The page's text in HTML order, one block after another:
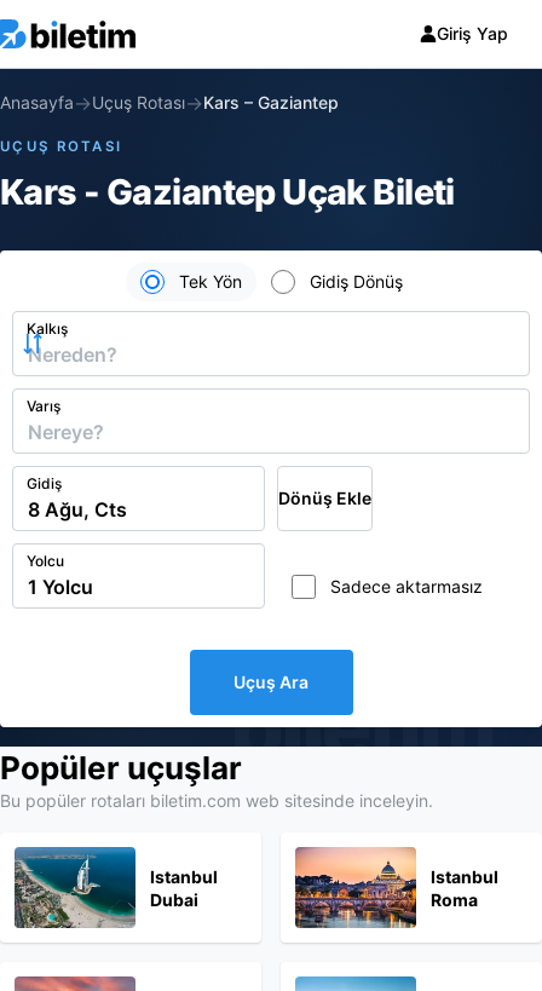
Giriş Yap
biletim
Anasayfa→Uçuş Rotası→Kars – Gaziantep
UÇUŞ ROTASI
Kars - Gaziantep Uçak Bileti
Tek Yön Gidiş Dönüş
Kalkış
Varış
Gidiş
Dönüş Ekle
Yolcu
Sadece aktarmasız
Uçuş Ara
Popüler uçuşlar
Bu popüler rotaları biletim.com web sitesinde inceleyin.
Istanbul
Dubai
Istanbul
Roma